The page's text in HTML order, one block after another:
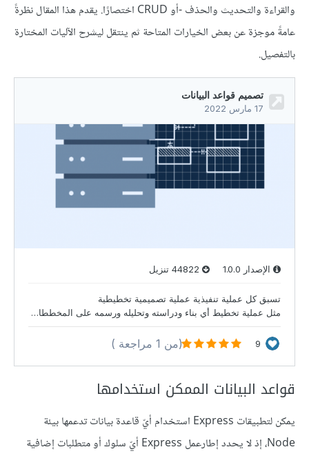
والقراءة والتحديث والحذف -أو CRUD اختصارًا. يقدم هذا المقال نظرةً
عامةً موجزة عن بعض الخيارات المتاحة ثم ينتقل ليشرح الآليات المختارة
بالتفصيل.
قواعد البيانات الممكن استخدامها
يمكن لتطبيقات Express استخدام أيّ قاعدة بيانات تدعمها بيئة
Node، إذ لا يحدد إطارعمل Express أيّ سلوك أو متطلبات إضافية